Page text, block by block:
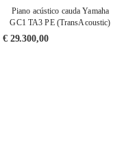
Piano acústico cauda Yamaha
GC1 TA3 PE (TransAcoustic)
€29.300,00